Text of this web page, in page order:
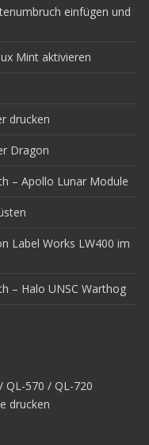
einfügen und
Mint aktivieren
drucken
Dragon
– Apollo Lunar Module
Label Works LW400 im
– Halo UNSC Warthog
QL-570 / QL-720
drucken